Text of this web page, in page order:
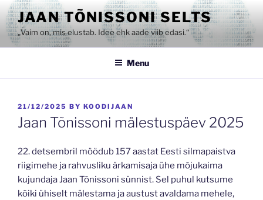
Skip
to
content
JAAN TÕNISSONI SELTS
„Vaim on, mis elustab. Idee ehk aade viib edasi.“
Menu
POSTED
ON
21/12/2025 BY KOODIJAAN
Jaan Tõnissoni mälestuspäev 2025
22. detsembril möödub 157 aastat Eesti silmapaistva
riigimehe ja rahvusliku ärkamisaja ühe mõjukaima
kujundaja Jaan Tõnissoni sünnist. Sel puhul kutsume
kõiki ühiselt mälestama ja austust avaldama mehele,